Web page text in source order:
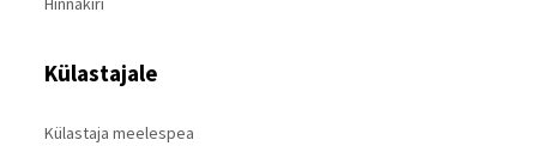
Külastajale
Külastaja meelespea